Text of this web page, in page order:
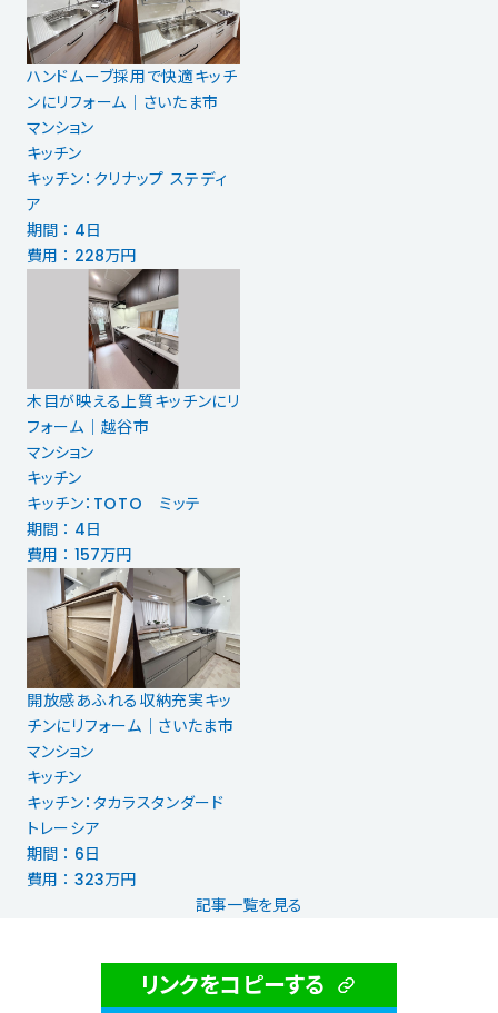
ハンドムーブ採用で快適キッチ
ンにリフォーム│さいたま市
マンション
キッチン
キッチン：クリナップ ステディ
ア
期間 ： 4日
費用 ： 228万円
木目が映える上質キッチンにリ
フォーム｜越谷市
マンション
キッチン
キッチン：TOTO ミッテ
期間 ： 4日
費用 ： 157万円
開放感あふれる収納充実キッ
チンにリフォーム｜さいたま市
マンション
キッチン
キッチン：タカラスタンダード
トレーシア
期間 ： 6日
費用 ： 323万円
記事一覧を見る
リンクをコピーする